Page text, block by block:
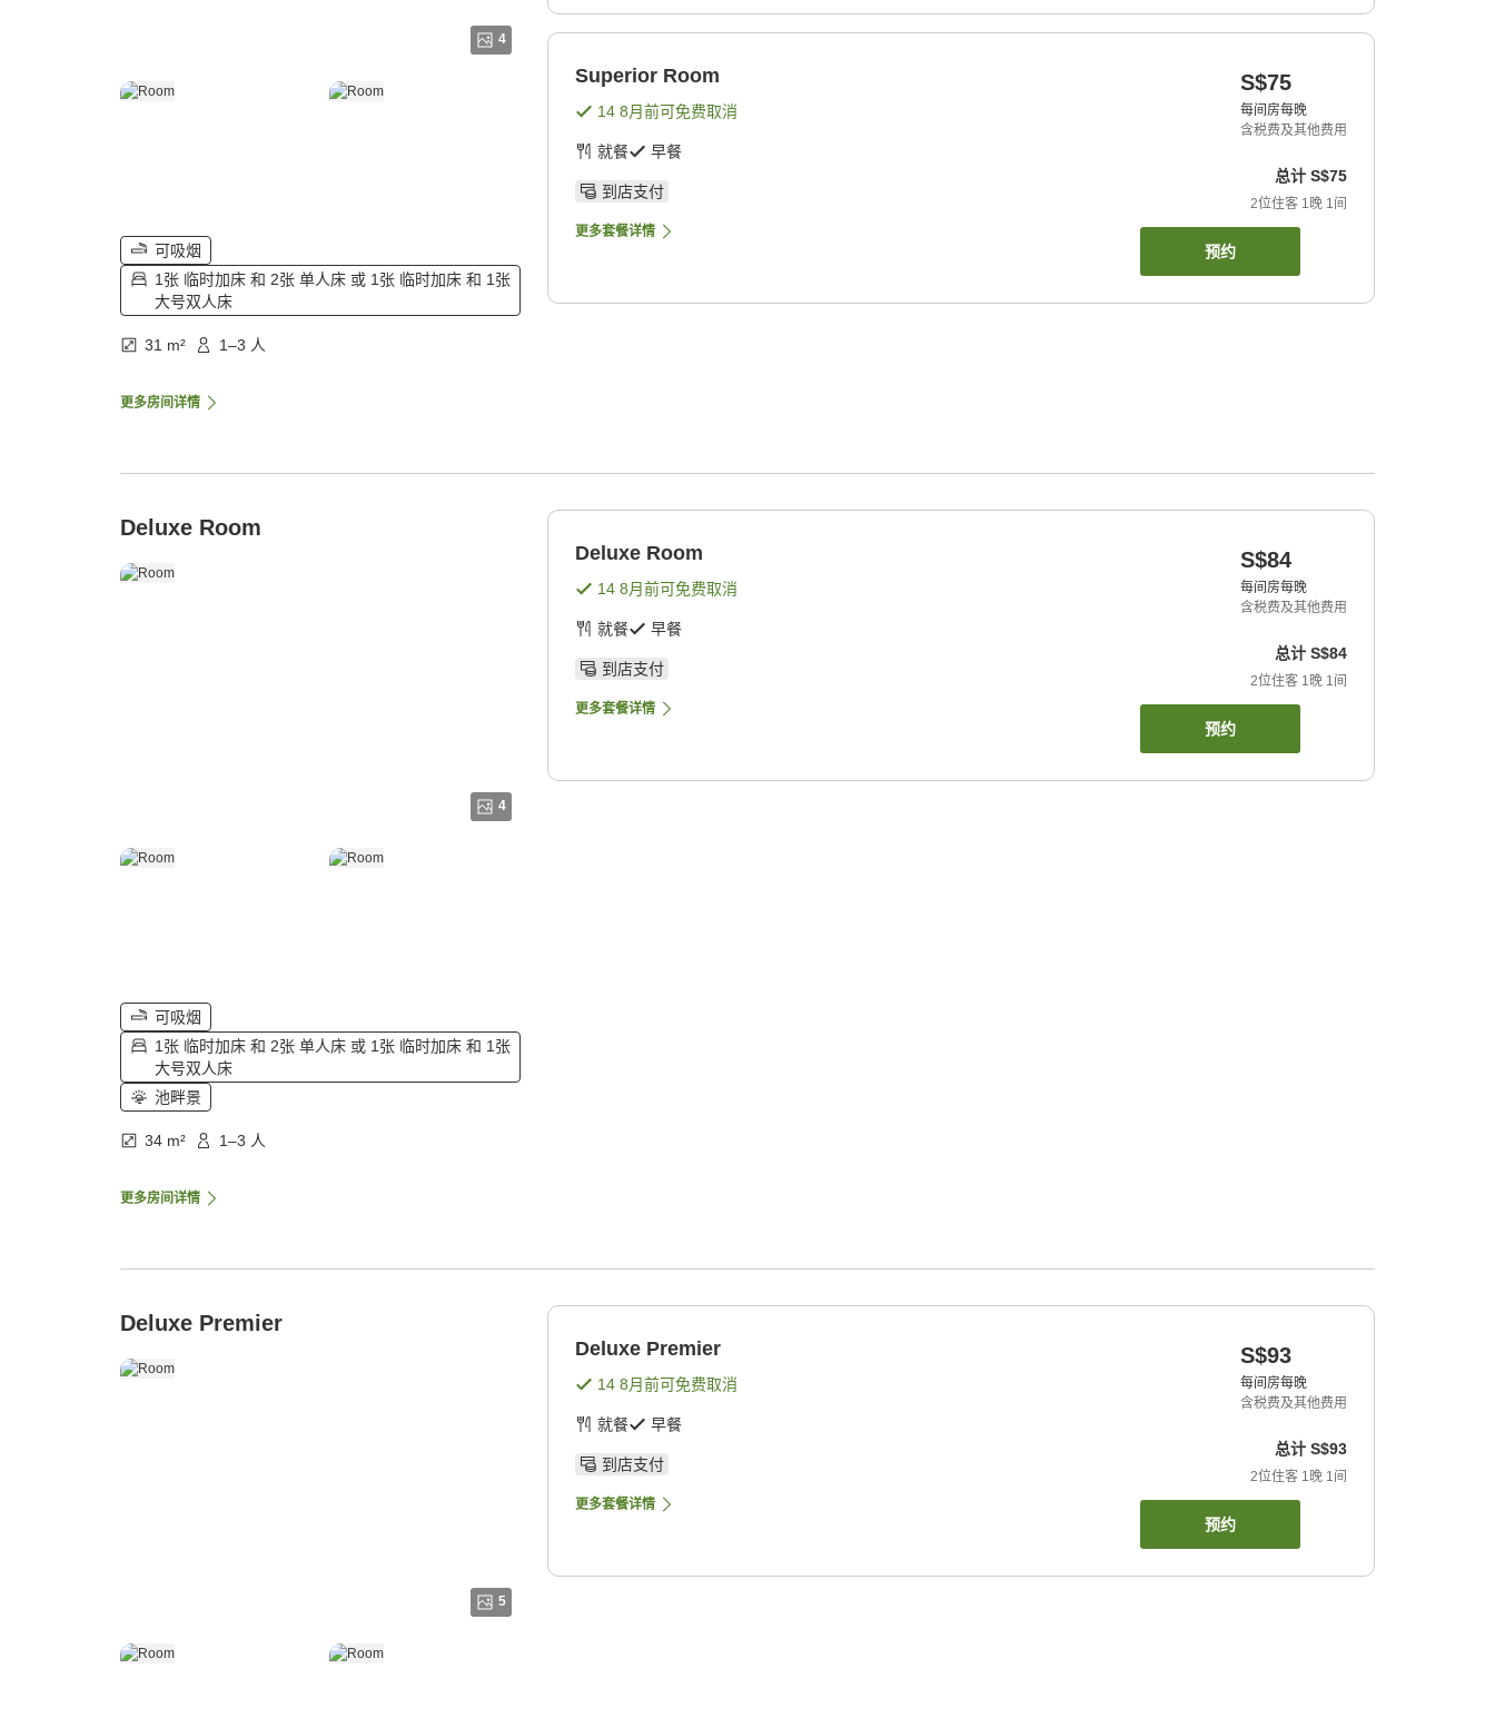
4
可吸烟
1张 临时加床 和 2张 单人床 或 1张 临时加床 和 1张
大号双人床
31 m² 1–3 人
更多房间详情
Superior Room
14 8月前可免费取消
就餐 早餐
到店支付
更多套餐详情
S$75
每间房每晚
含税费及其他费用
总计 S$75
2位住客 1晚 1间
预约
Deluxe Room
4
可吸烟
1张 临时加床 和 2张 单人床 或 1张 临时加床 和 1张
大号双人床
池畔景
34 m² 1–3 人
更多房间详情
Deluxe Room
14 8月前可免费取消
就餐 早餐
到店支付
更多套餐详情
S$84
每间房每晚
含税费及其他费用
总计 S$84
2位住客 1晚 1间
预约
Deluxe Premier
5
Deluxe Premier
14 8月前可免费取消
就餐 早餐
到店支付
更多套餐详情
S$93
每间房每晚
含税费及其他费用
总计 S$93
2位住客 1晚 1间
预约